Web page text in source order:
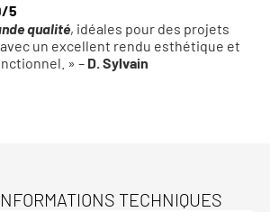
5
qualité, idéales pour des projets
un excellent rendu esthétique et
» – D. Sylvain
TECHNIQUES